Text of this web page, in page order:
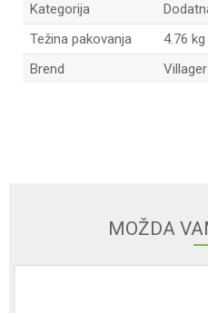
Kategorija
Težina pakovanja
4.76 kg
Brend
Villager
MOŽDA